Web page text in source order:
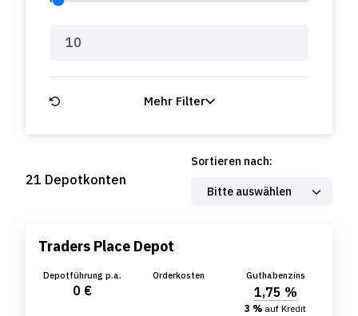
Mehr Filter
21 Depotkonten
Sortieren nach:
Traders Place Depot
Depotführung p.a.
0 €
Orderkosten Guthabenzins
1,75 %
3 % auf Kredit